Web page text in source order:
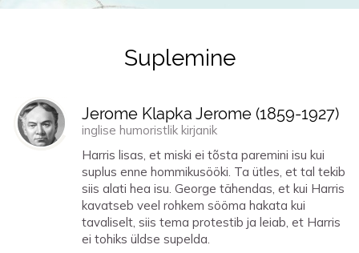
Tsitaadid teemalsuplemine
Suplemine
Jerome Klapka Jerome (1859-1927)
inglise humoristlik kirjanik
Harris lisas, et miski ei tõsta paremini isu kui
suplus enne hommikusööki. Ta ütles, et tal tekib
siis alati hea isu. George tähendas, et kui Harris
kavatseb veel rohkem sööma hakata kui
tavaliselt, siis tema protestib ja leiab, et Harris
ei tohiks üldse supelda.